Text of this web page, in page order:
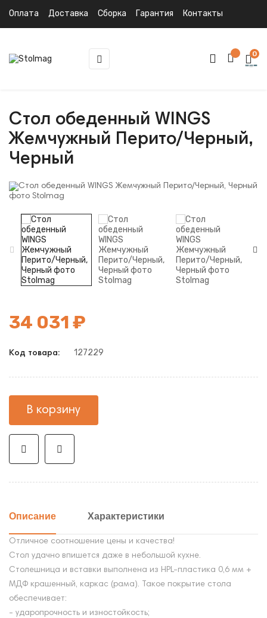
Оплата Доставка Сборка Гарантия Контакты
Toggle
navigation
☰ 0
Стол обеденный WINGS
Жемчужный Перито/Черный,
Черный
34 031 ₽
Код товара: 127229
В корзину
Описание Характеристики
Отличное соотношение цены и качества!
Стол удачно впишется даже в небольшой кухне.
Столешница и вставки выполнена из HPL-пластика 0,6 мм +
МДФ крашенный, каркас (рама). Такое покрытие стола
обеспечивает:
- ударопрочность и изностойкость;